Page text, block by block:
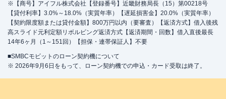
※【商号】アイフル株式会社【登録番号】近畿財務局長（15）第00218号
【貸付利率】3.0%～18.0%（実質年率）【遅延損害金】20.0%（実質年率）
【契約限度額または貸付金額】800万円以内（要審査）【返済方式】借入後残
高スライド元利定額リボルビング返済方式【返済期間・回数】借入直後最長
14年6ヶ月（1～151回）【担保・連帯保証人】不要
■SMBCモビットのローン契約機について
※ 2026年9月6日をもって、ローン契約機での申込・カード受取は終了。